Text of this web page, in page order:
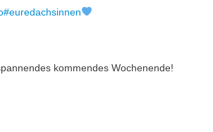
#euredachsinnen
kommendes Wochenende!